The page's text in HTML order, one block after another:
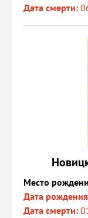
Дата смерти:
Место
Дата
Дата смерти: